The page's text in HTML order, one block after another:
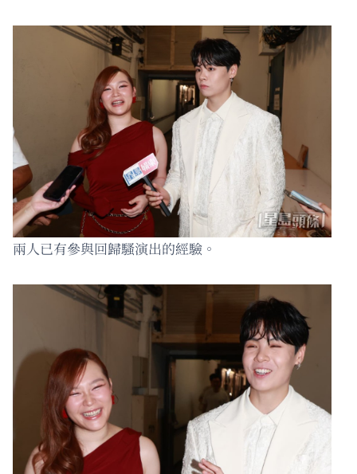
兩人已有參與回歸騷演出的經驗。